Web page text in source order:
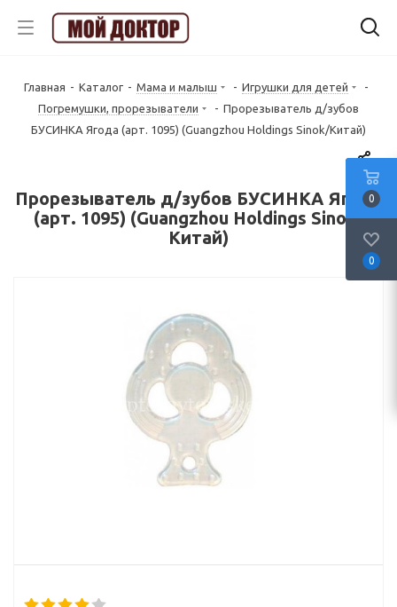
Главная - Каталог - Мама и малыш - Игрушки для детей
-
Погремушки, прорезыватели
- Прорезыватель д/зубов
БУСИНКА Ягода (арт. 1095) (Guangzhou Holdings Sinok/Китай)
Прорезыватель д/зубов БУСИНКА Ягода
(арт. 1095) (Guangzhou Holdings Sinok/
Китай)
0
0